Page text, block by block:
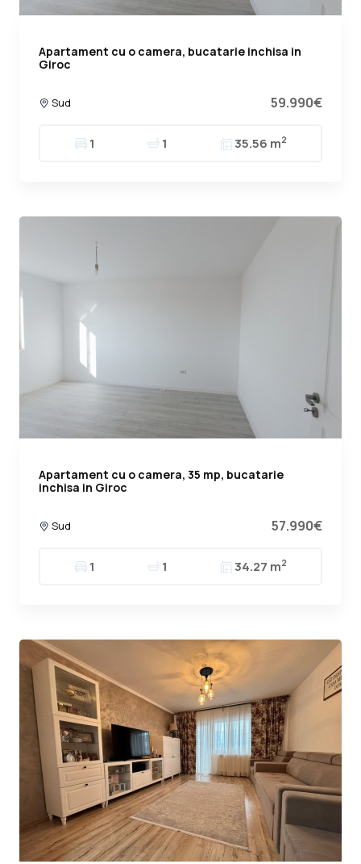
Apartament cu o camera, bucatarie inchisa in
Giroc
Sud 59.990€
1 1 35.56 m2
Apartament cu o camera, 35 mp, bucatarie
inchisa in Giroc
Sud 57.990€
1 1 34.27 m2